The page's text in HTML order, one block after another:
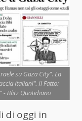
su Gaza City". La
italiani". Il Fatto:
- Blitz Quotidiano
di oggi in